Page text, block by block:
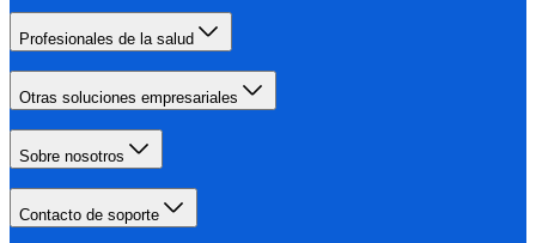
Profesionales de la salud
Otras soluciones empresariales
Sobre nosotros
Contacto de soporte